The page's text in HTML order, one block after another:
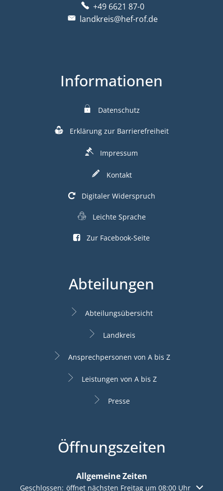
+49 6621 87-0
landkreis@hef-rof.de
Informationen
Datenschutz
Erklärung zur Barrierefreiheit
Impressum
Kontakt
Digitaler Widerspruch
Leichte Sprache
Zur Facebook-Seite
Abteilungen
Abteilungsübersicht
Landkreis
Ansprechpersonen von A bis Z
Leistungen von A bis Z
Presse
Öffnungszeiten
Allgemeine Zeiten
Klicken, um weitere Öffnungs- oder Schließzeiten
Geschlossen: öffnet nächsten Freitag um 08:00 Uhr